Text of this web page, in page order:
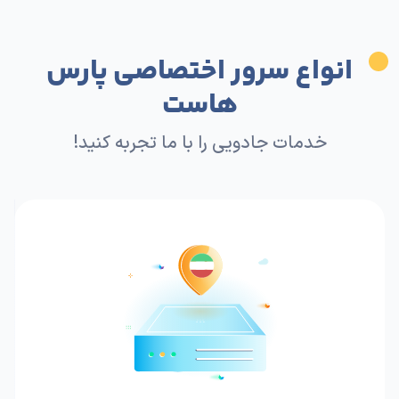
انواع سرور اختصاصی پارس
هاست
خدمات جادویی را با ما تجربه کنید!